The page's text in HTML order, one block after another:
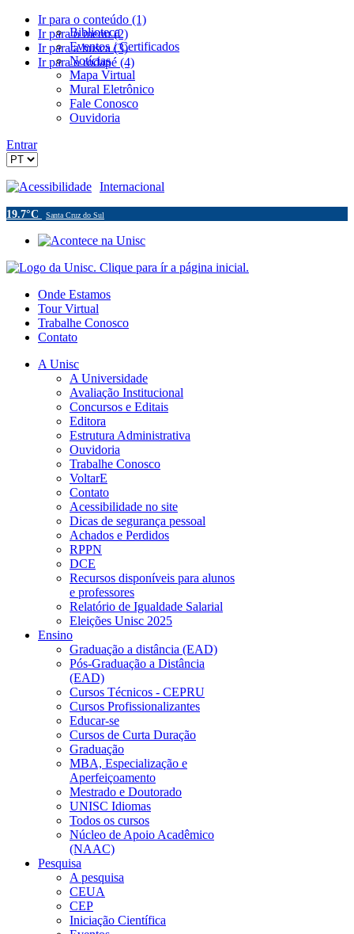
Ir para o conteúdo (1)
Ir para o menu (2)
Ir para a busca (3)
Ir para o rodapé (4)
Biblioteca
Eventos / Certificados
Notícias
Mapa Virtual
Mural Eletrônico
Fale Conosco
Ouvidoria
Entrar
Acessibilidade Internacional
19.7°C Santa Cruz do Sul
Onde Estamos
Tour Virtual
Trabalhe Conosco
Contato
A Unisc
A Universidade
Avaliação Institucional
Concursos e Editais
Editora
Estrutura Administrativa
Ouvidoria
Trabalhe Conosco
VoltarE
Contato
Acessibilidade no site
Dicas de segurança pessoal
Achados e Perdidos
RPPN
DCE
Recursos disponíveis para alunos
e professores
Relatório de Igualdade Salarial
Eleições Unisc 2025
Ensino
Graduação a distância (EAD)
Pós-Graduação a Distância
(EAD)
Cursos Técnicos - CEPRU
Cursos Profissionalizantes
Educar-se
Cursos de Curta Duração
Graduação
MBA, Especialização e
Aperfeiçoamento
Mestrado e Doutorado
UNISC Idiomas
Todos os cursos
Núcleo de Apoio Acadêmico
(NAAC)
Pesquisa
A pesquisa
CEUA
CEP
Iniciação Científica